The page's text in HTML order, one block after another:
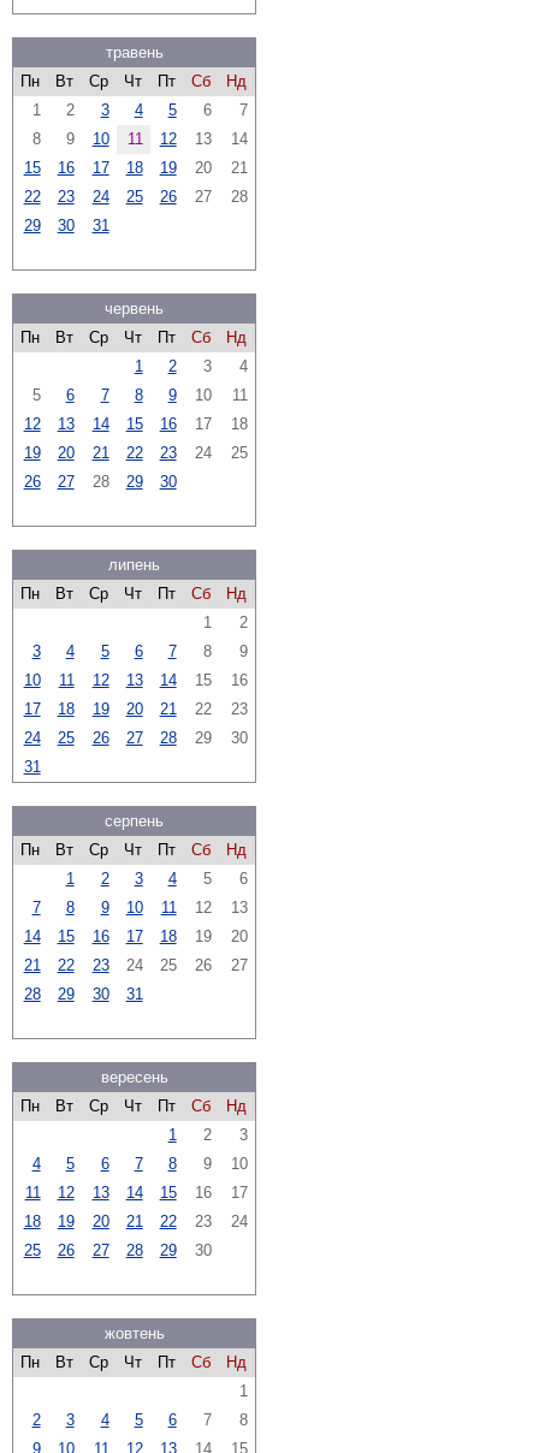
травень
Пн
Вт Ср Чт Пт Сб
Нд
1
2 3 4 5 6
7
8
9 10 11 12 13
14
15
16 17 18 19 20
21
22
23 24 25 26 27
28
29
30 31
червень
Пн
Вт Ср Чт Пт Сб
Нд
1
2 3
4
5
6 7 8 9 10
11
12
13 14 15 16 17
18
19
20 21 22 23 24
25
26
27 28 29 30
липень
Пн
Вт Ср Чт Пт Сб
Нд
1
2
3
4 5 6 7 8
9
10
11 12 13 14 15
16
17
18 19 20 21 22
23
24
25 26 27 28 29
30
31
серпень
Пн
Вт Ср Чт Пт Сб
Нд
1
2 3 4 5
6
7
8 9 10 11 12
13
14
15 16 17 18 19
20
21
22 23 24 25 26
27
28
29 30 31
вересень
Пн
Вт Ср Чт Пт Сб
Нд
1
2
3
4
5 6 7 8 9
10
11
12 13 14 15 16
17
18
19 20 21 22 23
24
25
26 27 28 29 30
жовтень
Пн
Вт Ср Чт Пт Сб
Нд
1
2
3 4 5 6 7
8
9
10 11 12 13 14 15